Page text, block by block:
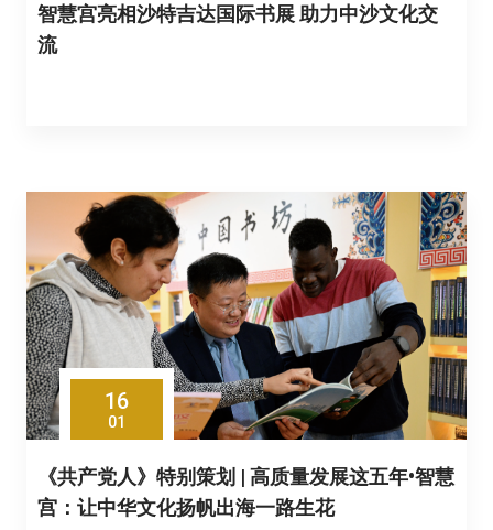
智慧宫亮相沙特吉达国际书展 助力中沙文化交
流
16
01
《共产党人》特别策划 | 高质量发展这五年•智慧
宫：让中华文化扬帆出海一路生花